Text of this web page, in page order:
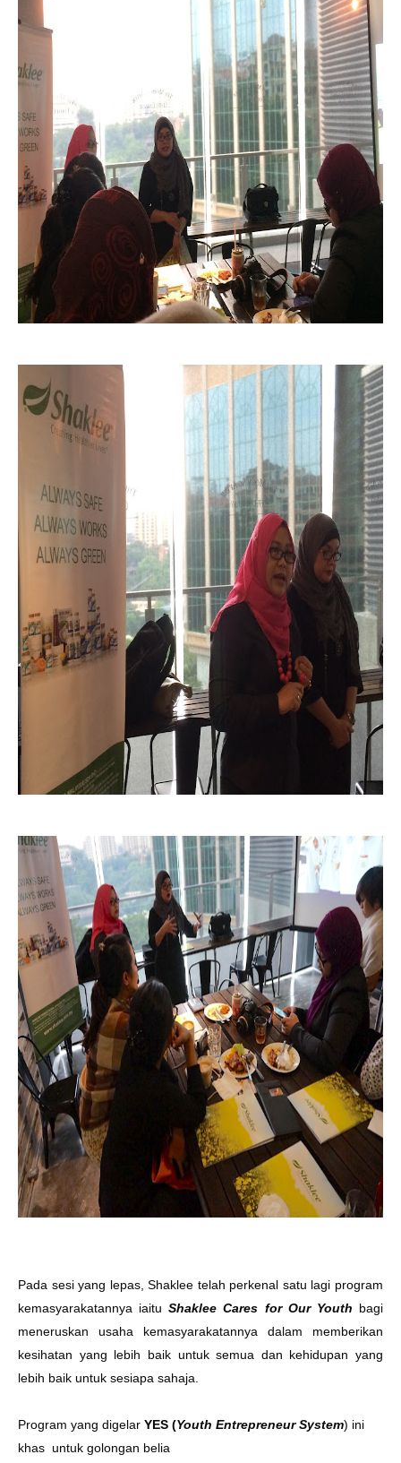
Pada sesi yang lepas, Shaklee telah perkenal satu lagi program
kemasyarakatannya iaituShaklee Cares for Our Youth bagi
meneruskan usaha kemasyarakatannya dalam memberikan
kesihatan yang lebih baik untuk semua dan kehidupan yang
lebih baik untuk sesiapa sahaja.
Program yang digelar YES (Youth Entrepreneur System) ini
khas untuk golongan belia